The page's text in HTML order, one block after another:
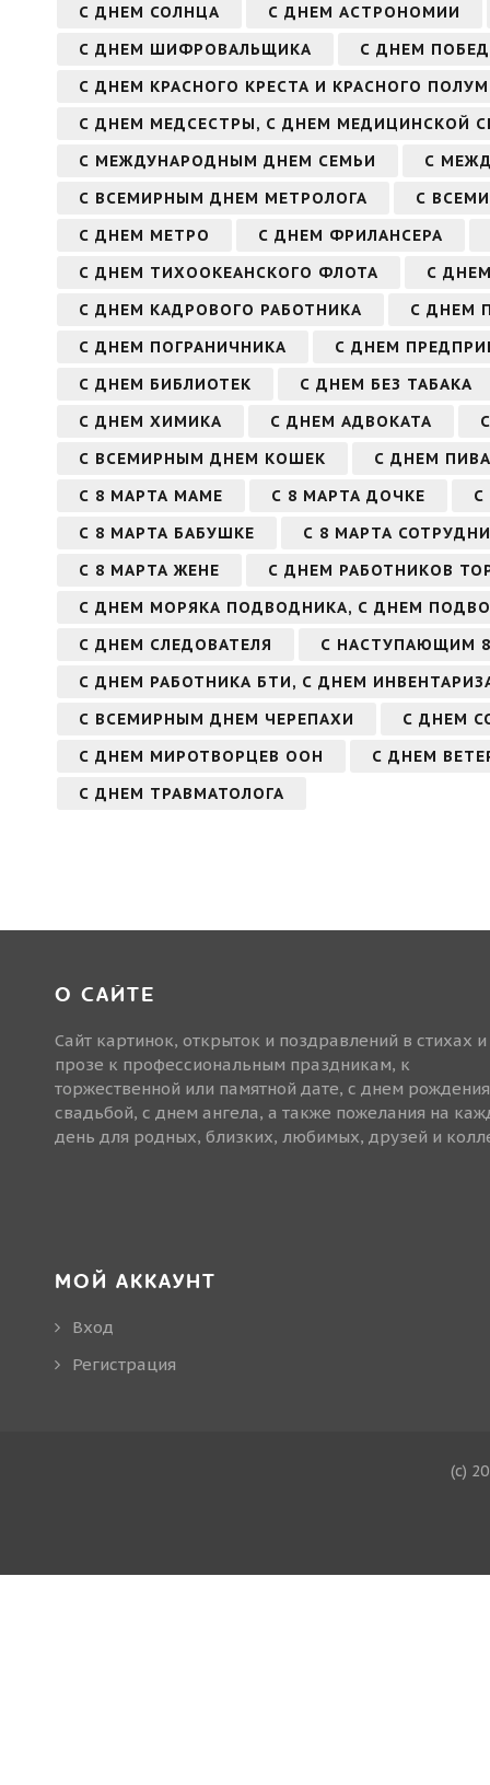
С ДНЕМ СОЛНЦА
С ДНЕМ АСТРОНОМИИ
С ДНЕМ ШИФРОВАЛЬЩИКА
С ДНЕМ
С ДНЕМ КРАСНОГО КРЕСТА И КРАСНОГО
С ДНЕМ МЕДСЕСТРЫ, С ДНЕМ МЕДИЦИНСКОЙ
С МЕЖДУНАРОДНЫМ ДНЕМ СЕМЬИ
С
С ВСЕМИРНЫМ ДНЕМ МЕТРОЛОГА
С
С ДНЕМ МЕТРО
С ДНЕМ ФРИЛАНСЕРА
С ДНЕМ ТИХООКЕАНСКОГО ФЛОТА
С
С ДНЕМ КАДРОВОГО РАБОТНИКА
С ДНЕМ
С ДНЕМ ПОГРАНИЧНИКА
С ДНЕМ
С ДНЕМ БИБЛИОТЕК
С ДНЕМ БЕЗ ТАБАКА
С ДНЕМ ХИМИКА
С ДНЕМ АДВОКАТА
С ВСЕМИРНЫМ ДНЕМ КОШЕК
С ДНЕМ ПИВА
С 8 МАРТА МАМЕ
С 8 МАРТА ДОЧКЕ
С
С 8 МАРТА БАБУШКЕ
С 8 МАРТА
С 8 МАРТА ЖЕНЕ
С ДНЕМ РАБОТНИКОВ
С ДНЕМ МОРЯКА ПОДВОДНИКА, С ДНЕМ
С ДНЕМ СЛЕДОВАТЕЛЯ
С НАСТУПАЮЩИМ
С ДНЕМ РАБОТНИКА БТИ, С ДНЕМ
С ВСЕМИРНЫМ ДНЕМ ЧЕРЕПАХИ
С ДНЕМ
С ДНЕМ МИРОТВОРЦЕВ ООН
С ДНЕМ
С ДНЕМ ТРАВМАТОЛОГА
О САЙТЕ
Сайт картинок, открыток и поздравлений в стихах и
прозе к профессиональным праздникам, к
торжественной или памятной дате, с днем
свадьбой, с днем ангела, а также пожелания на
день для родных, близких, любимых, друзей и
МОЙ АККАУНТ
Вход
Регистрация
(c)